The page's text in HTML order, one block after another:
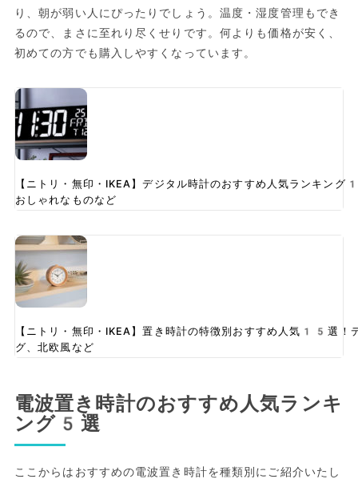
り、朝が弱い人にぴったりでしょう。温度・湿度管理もでき
るので、まさに至れり尽くせりです。何よりも価格が安く、
初めての方でも購入しやすくなっています。
【ニトリ・無印・IKEA】デジタル時計のおすすめ人気ランキン
おしゃれなものなど
【ニトリ・無印・IKEA】置き時計の特徴別おすすめ人気15選！
グ、北欧風など
電波置き時計のおすすめ人気ランキ
ング5選
ここからはおすすめの電波置き時計を種類別にご紹介いたし